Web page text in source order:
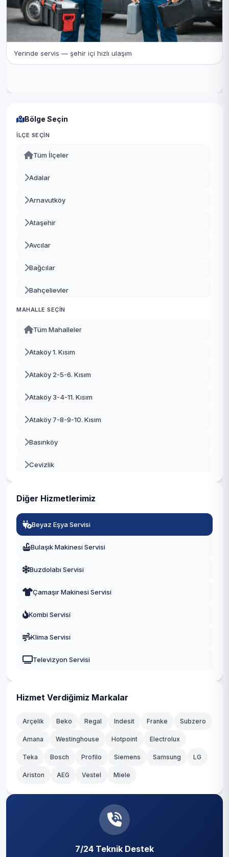
Yerinde servis — şehir içi hızlı ulaşım
Bölge Seçin
İLÇE SEÇIN
Tüm İlçeler
Adalar
Arnavutköy
Ataşehir
Avcılar
Bağcılar
Bahçelievler
Bakırköy
Başakşehir
Bayrampaşa
Beşiktaş
Beykoz
Beylikdüzü
Çekmeköy
Esenler
Kağıthane
Kartal
Küçükçekmece
MAHALLE SEÇIN
Tüm Mahalleler
Ataköy 1. Kısım
Ataköy 2-5-6. Kısım
Ataköy 3-4-11. Kısım
Ataköy 7-8-9-10. Kısım
Basınköy
Cevizlik
Diğer Hizmetlerimiz
Beyaz Eşya Servisi
Bulaşık Makinesi Servisi
Buzdolabı Servisi
Çamaşır Makinesi Servisi
Kombi Servisi
Klima Servisi
Televizyon Servisi
Hizmet Verdiğimiz Markalar
Arçelik Beko Regal Indesit Franke Subzero
Amana Westinghouse Hotpoint Electrolux
Teka Bosch Profilo Siemens Samsung LG
Ariston AEG Vestel Miele
7/24 Teknik Destek